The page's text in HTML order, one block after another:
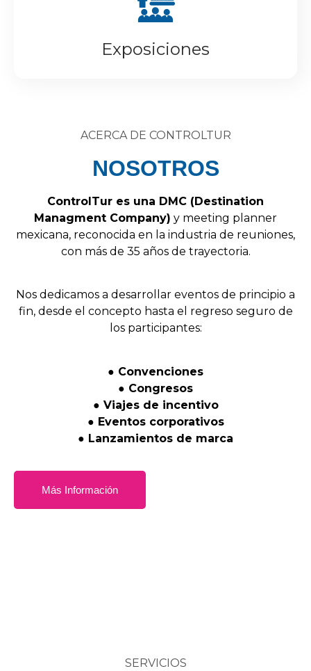
Exposiciones
ACERCA DE CONTROLTUR
NOSOTROS
ControlTur es una DMC (Destination
Managment Company) y meeting planner
mexicana, reconocida en la industria de reuniones,
con más de 35 años de trayectoria.
Nos dedicamos a desarrollar eventos de principio a
fin, desde el concepto hasta el regreso seguro de
los participantes:
● Convenciones
● Congresos
● Viajes de incentivo
● Eventos corporativos
● Lanzamientos de marca
Más Información
SERVICIOS